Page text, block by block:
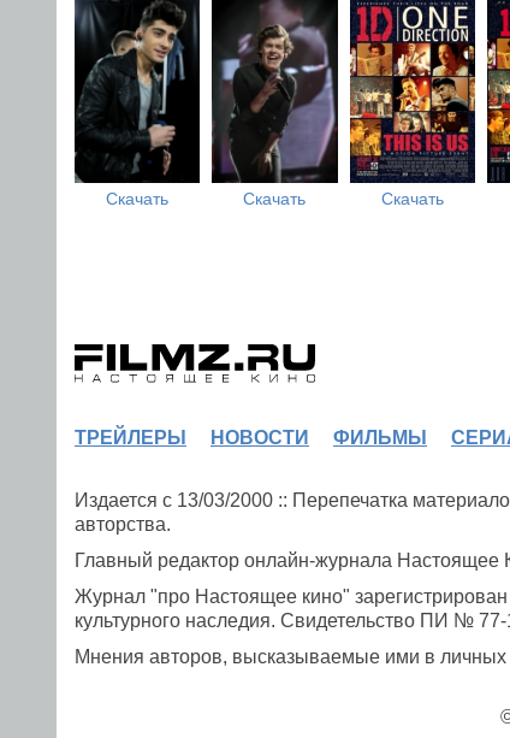
Скачать Скачать Скачать
ТРЕЙЛЕРЫ НОВОСТИ ФИЛЬМЫ
Издается с 13/03/2000 :: Перепечатка
авторства.
Главный редактор онлайн-журнала
Журнал "про Настоящее кино"
культурного наследия. Свидетельство ПИ №
Мнения авторов, высказываемые ими в личных